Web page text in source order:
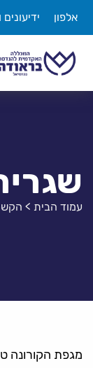
לתוכן
אלפון
עמוד הבית >
מגפת הקורונה